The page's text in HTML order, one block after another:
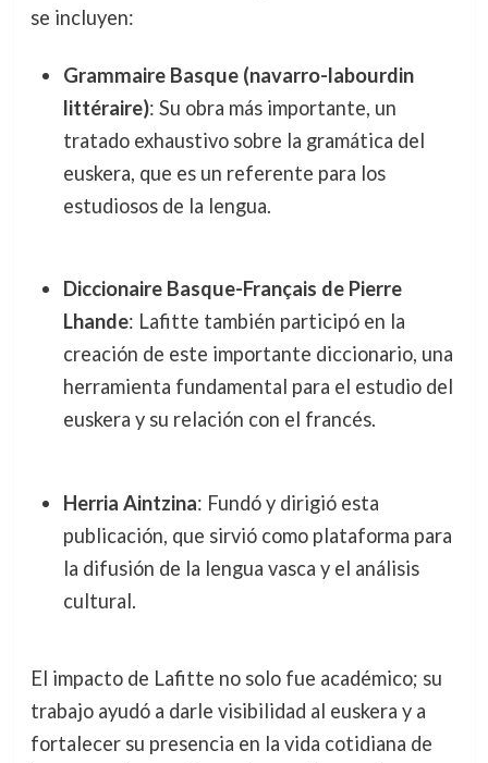
se incluyen:
Grammaire Basque (navarro-labourdin
littéraire): Su obra más importante, un
tratado exhaustivo sobre la gramática del
euskera, que es un referente para los
estudiosos de la lengua.
Diccionaire Basque-Français de Pierre
Lhande: Lafitte también participó en la
creación de este importante diccionario, una
herramienta fundamental para el estudio del
euskera y su relación con el francés.
Herria Aintzina: Fundó y dirigió esta
publicación, que sirvió como plataforma para
la difusión de la lengua vasca y el análisis
cultural.
El impacto de Lafitte no solo fue académico; su
trabajo ayudó a darle visibilidad al euskera y a
fortalecer su presencia en la vida cotidiana de